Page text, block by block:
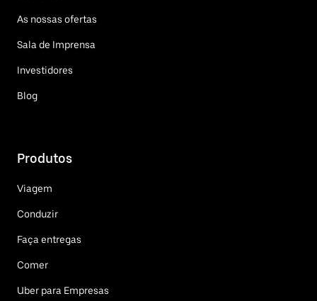
As nossas ofertas
Sala de Imprensa
Investidores
Blog
Produtos
Viagem
Conduzir
Faça entregas
Comer
Uber para Empresas